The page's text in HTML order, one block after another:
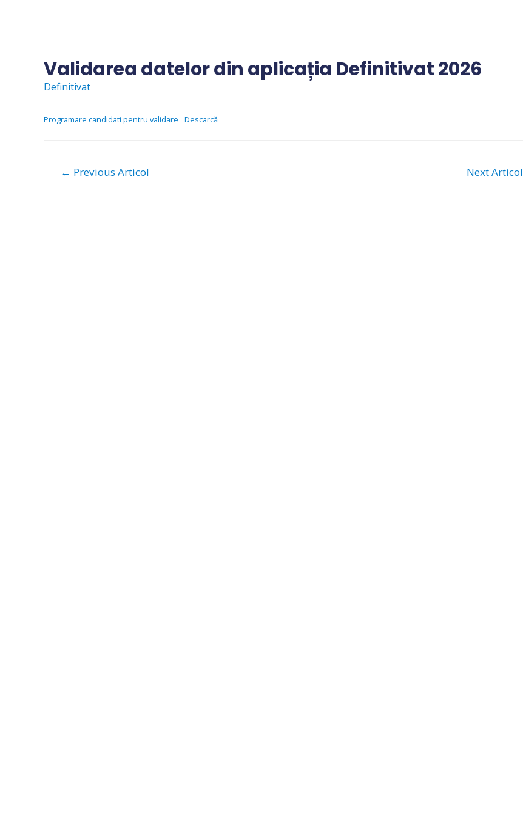
Validarea datelor din aplicația Definitivat 2026
Definitivat
Programare candidati pentru validare Descarcă
Navigare
← Previous Articol Next Articol